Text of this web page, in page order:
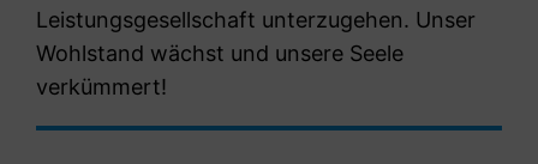
Leistungsgesellschaft unterzugehen. Unser
Wohlstand wächst und unsere Seele
verkümmert!